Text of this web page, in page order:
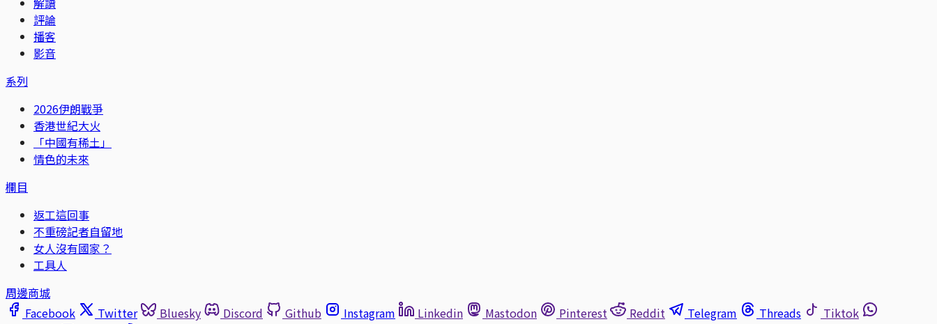
評論
播客
影音
系列
2026伊朗戰爭
香港世紀大火
「中國有稀土」
情色的未來
欄目
返工這回事
不重磅記者自留地
女人沒有國家？
工具人
周邊商城
Facebook
Twitter Bluesky Discord Github Instagram Linkedin Mastodon Pinterest Reddit Telegram Threads
Tiktok